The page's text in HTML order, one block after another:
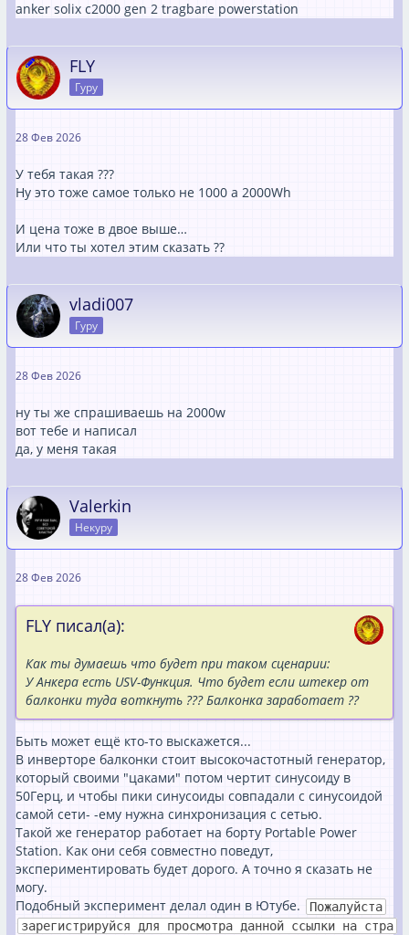
anker solix c2000 gen 2 tragbare powerstation
FLY
Гуру
28 Фев 2026
У тебя такая ???
Ну это тоже самое только не 1000 а 2000Wh
И цена тоже в двое выше…
Или что ты хотел этим сказать ??
vladi007
Гуру
28 Фев 2026
ну ты же спрашиваешь на 2000w
вот тебе и написал
да, у меня такая
Valerkin
Некуру
28 Фев 2026
FLY писал(а):
Как ты думаешь что будет при таком сценарии:
У Анкера есть USV-Функция. Что будет если штекер от
балконки туда воткнуть ??? Балконка заработает ??
Быть может ещё кто-то выскажется...
В инверторе балконки стоит высокочастотный генератор,
который своими "цаками" потом чертит синусоиду в
50Герц, и чтобы пики синусоиды совпадали с синусоидой
самой сети- -ему нужна синхронизация с сетью.
Такой же генератор работает на борту Portable Power
Station. Как они себя совместно поведут,
экспериментировать будет дорого. А точно я сказать не
могу.
Подобный эксперимент делал один в Ютубе.
Пожалуйста
зарегистрируйся для просмотра данной ссылки на стра